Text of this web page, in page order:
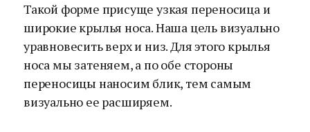
Такой форме присуще узкая переносица и
широкие крылья носа. Наша цель визуально
уравновесить верх и низ. Для этого крылья
носа мы затеняем, а по обе стороны
переносицы наносим блик, тем самым
визуально ее расширяем.